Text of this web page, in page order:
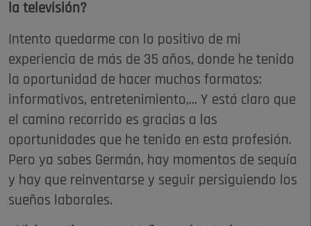
la televisión?
Intento quedarme con lo positivo de mi
experiencia de más de 35 años, donde he tenido
la oportunidad de hacer muchos formatos:
informativos, entretenimiento,... Y está claro que
el camino recorrido es gracias a las
oportunidades que he tenido en esta profesión.
Pero ya sabes Germán, hay momentos de sequía
y hay que reinventarse y seguir persiguiendo los
sueños laborales.